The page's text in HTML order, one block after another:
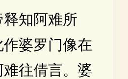
知阿难所
婆罗门像在
往倩言。婆